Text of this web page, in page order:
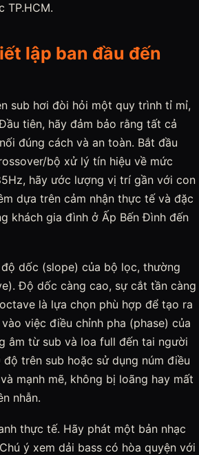
TP.HCM.
lập ban đầu đến
sub hơi đòi hỏi một quy trình tỉ mỉ,
tiên, hãy đảm bảo rằng tất cả
đúng cách và an toàn. Bắt đầu
bộ xử lý tín hiệu về mức
hãy ước lượng vị trí gần với con
dựa trên cảm nhận thực tế và đặc
khách gia đình ở Ấp Bến Đình đến
dốc (slope) của bộ lọc, thường
Độ dốc càng cao, sự cắt tần càng
là lựa chọn phù hợp để tạo ra
việc điều chỉnh pha (phase) của
âm từ sub và loa full đến tai người
trên sub hoặc sử dụng núm điều
mạnh mẽ, không bị loãng hay mất
nhẫn.
thực tế. Hãy phát một bản nhạc
ý xem dải bass có hòa quyện với